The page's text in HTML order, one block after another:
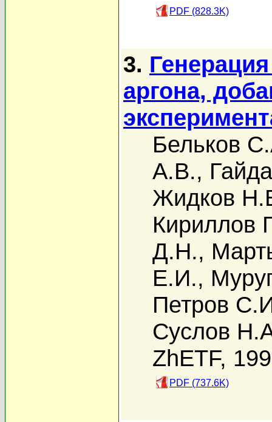
PDF (828.3K)
3.
аргона,
Бельков
А.В.,
Жидков
Кириллов
Д.Н.,
Е.И.,
Петров
Суслов
ZhETF,
PDF (737.6K)